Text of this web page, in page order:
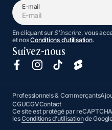
E-mail
En cliquant surS'inscrire, vous
et nosConditions d’utilisation.
Suivez-nous
Professionnels & Commerçants
CGUCGVContact
Ce site est protégé par
lesConditions d’utilisationde